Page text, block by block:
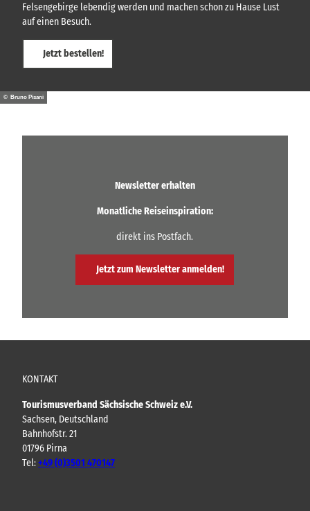
Felsengebirge lebendig werden und machen schon zu Hause Lust
auf einen Besuch.
Jetzt bestellen!
© Bruno Pisani
Newsletter erhalten
Monatliche Reiseinspiration:
direkt ins Postfach.
Jetzt zum Newsletter anmelden!
KONTAKT
Tourismusverband Sächsische Schweiz e.V.
Sachsen, Deutschland
Bahnhofstr. 21
01796 Pirna
Tel:+49 (0)3501 470147